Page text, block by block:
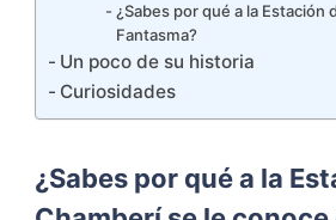
¿Sabes por qué a la Estación
Fantasma?
Un poco de su historia
Curiosidades
¿Sabes por qué a la